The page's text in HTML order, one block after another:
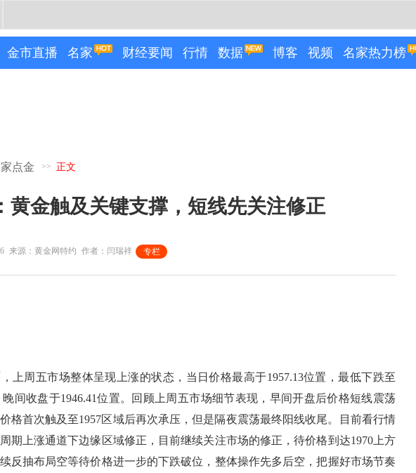
金市直播 名家 财经要闻 行情 数据 博客 视频 名家热力榜
点金 >> 正文
黄金触及关键支撑，短线先关注修正
来源：黄金网特约 作者：闫瑞祥 专栏
周五市场整体呈现上涨的状态，当日价格最高于1957.13位置，最低下跌至
晚间收盘于1946.41位置。回顾上周五市场细节表现，早间开盘后价格短线震荡
格首次触及至1957区域后再次承压，但是隔夜震荡最终阳线收尾。目前看行情
期上涨通道下边缘区域修正，目前继续关注市场的修正，待价格到达1970上方
反抽布局空等待价格进一步的下跌破位，整体操作先多后空，把握好市场节奏